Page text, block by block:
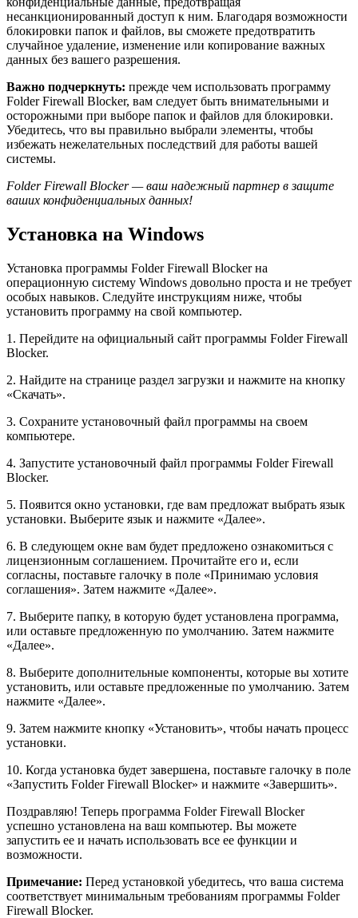
несанкционированный доступ к ним. Благодаря возможности
блокировки папок и файлов, вы сможете предотвратить
случайное удаление, изменение или копирование важных
данных без вашего разрешения.
Важно подчеркнуть: прежде чем использовать программу
Folder Firewall Blocker, вам следует быть внимательными и
осторожными при выборе папок и файлов для блокировки.
Убедитесь, что вы правильно выбрали элементы, чтобы
избежать нежелательных последствий для работы вашей
системы.
Folder Firewall Blocker — ваш надежный партнер в защите
ваших конфиденциальных данных!
Установка на Windows
Установка программы Folder Firewall Blocker на
операционную систему Windows довольно проста и не требует
особых навыков. Следуйте инструкциям ниже, чтобы
установить программу на свой компьютер.
1. Перейдите на официальный сайт программы Folder Firewall
Blocker.
2. Найдите на странице раздел загрузки и нажмите на кнопку
«Скачать».
3. Сохраните установочный файл программы на своем
компьютере.
4. Запустите установочный файл программы Folder Firewall
Blocker.
5. Появится окно установки, где вам предложат выбрать язык
установки. Выберите язык и нажмите «Далее».
6. В следующем окне вам будет предложено ознакомиться с
лицензионным соглашением. Прочитайте его и, если
согласны, поставьте галочку в поле «Принимаю условия
соглашения». Затем нажмите «Далее».
7. Выберите папку, в которую будет установлена программа,
или оставьте предложенную по умолчанию. Затем нажмите
«Далее».
8. Выберите дополнительные компоненты, которые вы хотите
установить, или оставьте предложенные по умолчанию. Затем
нажмите «Далее».
9. Затем нажмите кнопку «Установить», чтобы начать процесс
установки.
10. Когда установка будет завершена, поставьте галочку в поле
«Запустить Folder Firewall Blocker» и нажмите «Завершить».
Поздравляю! Теперь программа Folder Firewall Blocker
успешно установлена на ваш компьютер. Вы можете
запустить ее и начать использовать все ее функции и
возможности.
Примечание: Перед установкой убедитесь, что ваша система
соответствует минимальным требованиям программы Folder
Firewall Blocker.